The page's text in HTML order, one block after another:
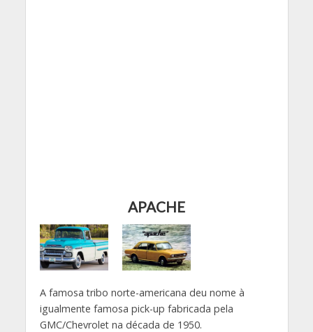
APACHE
A famosa tribo norte-americana deu nome à
igualmente famosa pick-up fabricada pela
GMC/Chevrolet na década de 1950.